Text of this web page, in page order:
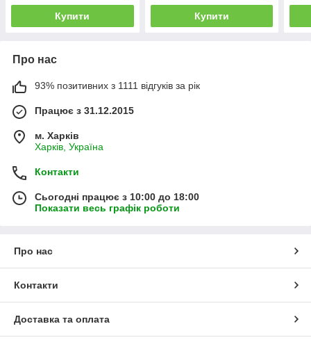
Купити Купити
Про нас
93% позитивних з 1111 відгуків за рік
Працює з 31.12.2015
м. Харків
Харків, Україна
Контакти
Сьогодні працює з 10:00 до 18:00
Показати весь графік роботи
Про нас
Контакти
Доставка та оплата